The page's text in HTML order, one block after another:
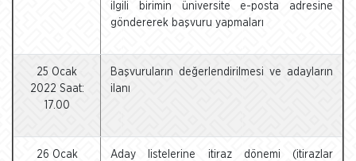
ilgili birimin üniversite e-posta adresine
göndererek başvuru yapmaları
25 Ocak
2022 Saat:
17.00
Başvuruların değerlendirilmesi ve adayların
ilanı
26 Ocak
Aday listelerine itiraz dönemi (itirazlar